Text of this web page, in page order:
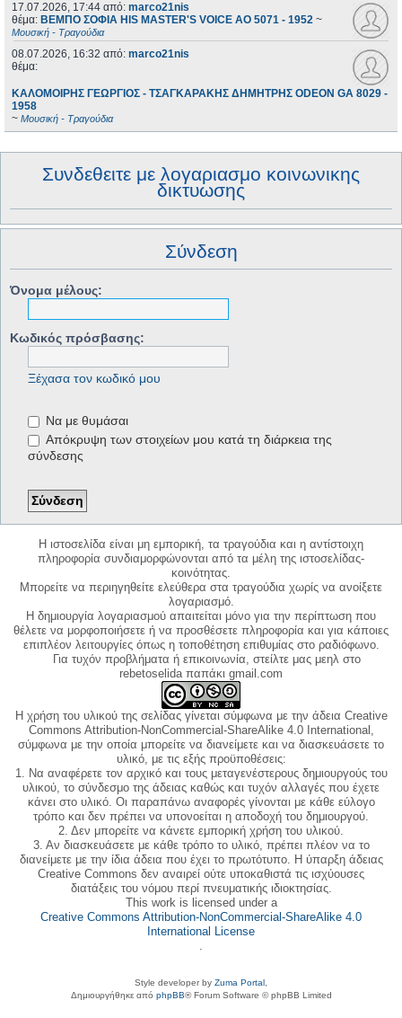
17.07.2026, 17:44 από: marco21nis
θέμα: ΒΕΜΠΟ ΣΟΦΙΑ HIS MASTER'S VOICE AO 5071 - 1952 ~
Μουσική - Τραγούδια
08.07.2026, 16:32 από: marco21nis
θέμα:
ΚΑΛΟΜΟΙΡΗΣ ΓΕΩΡΓΙΟΣ - ΤΣΑΓΚΑΡΑΚΗΣ ΔΗΜΗΤΡΗΣ ODEON GA 8029 -
1958
~ Μουσική - Τραγούδια
Συνδεθειτε με λογαριασμο κοινωνικης
δικτυωσης
Σύνδεση
Όνομα μέλους:
Κωδικός πρόσβασης:
Ξέχασα τον κωδικό μου
Να με θυμάσαι
Απόκρυψη των στοιχείων μου κατά τη διάρκεια της
σύνδεσης
Η ιστοσελίδα είναι μη εμπορική, τα τραγούδια και η αντίστοιχη
πληροφορία συνδιαμορφώνονται από τα μέλη της ιστοσελίδας-
κοινότητας.
Μπορείτε να περιηγηθείτε ελεύθερα στα τραγούδια χωρίς να ανοίξετε
λογαριασμό.
Η δημιουργία λογαριασμού απαιτείται μόνο για την περίπτωση που
θέλετε να μορφοποιήσετε ή να προσθέσετε πληροφορία και για κάποιες
επιπλέον λειτουργίες όπως η τοποθέτηση επιθυμίας στο ραδιόφωνο.
Για τυχόν προβλήματα ή επικοινωνία, στείλτε μας μεηλ στο
rebetoselida παπάκι gmail.com
Η χρήση του υλικού της σελίδας γίνεται σύμφωνα με την άδεια Creative
Commons Attribution-NonCommercial-ShareAlike 4.0 International,
σύμφωνα με την οποία μπορείτε να διανείμετε και να διασκευάσετε το
υλικό, με τις εξής προϋποθέσεις:
1. Να αναφέρετε τον αρχικό και τους μεταγενέστερους δημιουργούς του
υλικού, το σύνδεσμο της άδειας καθώς και τυχόν αλλαγές που έχετε
κάνει στο υλικό. Οι παραπάνω αναφορές γίνονται με κάθε εύλογο
τρόπο και δεν πρέπει να υπονοείται η αποδοχή του δημιουργού.
2. Δεν μπορείτε να κάνετε εμπορική χρήση του υλικού.
3. Αν διασκευάσετε με κάθε τρόπο το υλικό, πρέπει πλέον να το
διανείμετε με την ίδια άδεια που έχει το πρωτότυπο. Η ύπαρξη άδειας
Creative Commons δεν αναιρεί ούτε υποκαθιστά τις ισχύουσες
διατάξεις του νόμου περί πνευματικής ιδιοκτησίας.
This work is licensed under a
Creative Commons Attribution-NonCommercial-ShareAlike 4.0
International License
.
Style developer by Zuma Portal
Δημιουργήθηκε από phpBB® Forum Software © phpBB Limited